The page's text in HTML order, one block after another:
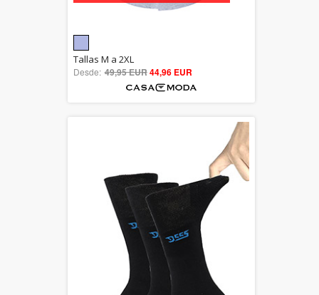
out of 5
Tallas M a 2XL
Desde: 49,95 EUR44,96 EUR